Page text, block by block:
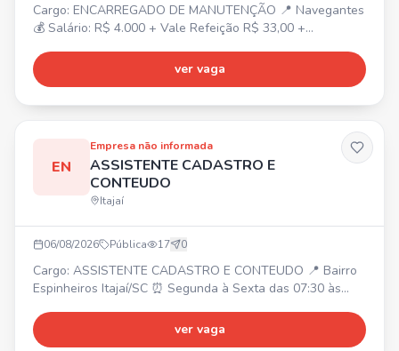
Cargo: ENCARREGADO DE MANUTENÇÃO 📍 Navegantes
💰 Salário: R$ 4.000 + Vale Refeição R$ 33,00 +
a Sexta: 07:30 às 17:18. ✅ Requisitos: Experiência na área
e gestão de equipe. 📋 Atividades: Orientação e
ver vaga
EN
Empresa não informada
ASSISTENTE CADASTRO E
CONTEUDO
Itajaí
06/08/2026 Pública 17 0
Cargo: ASSISTENTE CADASTRO E CONTEUDO 📍 Bairro
Espinheiros Itajaí/SC ⏰ Segunda à Sexta das 07:30 às
150,00, Plano odontológico sem desconto Requisitos: ✔️
Experiência com mídia visual, conhecimento em
ver vaga